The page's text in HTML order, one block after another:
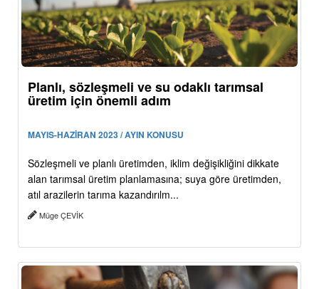
Planlı, sözleşmeli ve su odaklı tarımsal
üretim için önemli adım
MAYIS-HAZİRAN 2023 / AYIN KONUSU
Sözleşmeli ve planlı üretimden, iklim değişikliğini dikkate
alan tarımsal üretim planlamasına; suya göre üretimden,
atıl arazilerin tarıma kazandırılm...
Müge ÇEVİK